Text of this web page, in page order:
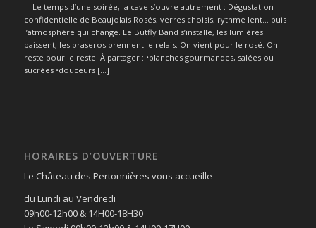
Le temps d’une soirée, la cave s’ouvre autrement : Dégustation
confidentielle de Beaujolais Rosés, verres choisis, rythme lent… puis
l’atmosphère qui change. Le Butfly Band s’installe, les lumières
baissent, les braseros prennent le relais. On vient pour le rosé. On
reste pour le reste. À partager : •planches gourmandes, salées ou
sucrées •douceurs […]
HORAIRES D’OUVERTURE
Le Château des Pertonnières vous accueille
du Lundi au Vendredi
09h00-12h00 & 14H00-18H30